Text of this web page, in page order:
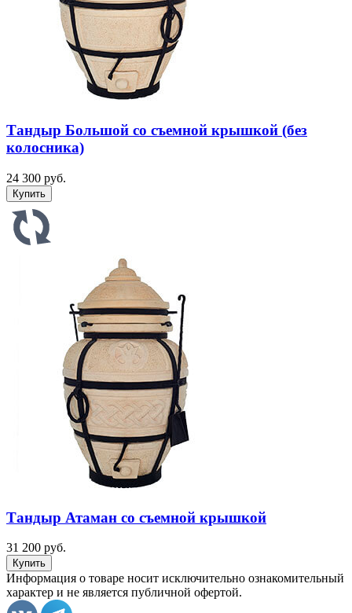
Тандыр Большой со съемной крышкой (без
колосника)
24 300 руб.
Тандыр Атаман со съемной крышкой
31 200 руб.
Информация о товаре носит исключительно ознакомительный
характер и не является публичной офертой.